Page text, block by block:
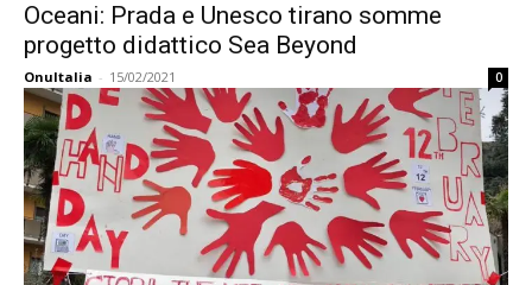
Oceani: Prada e Unesco tirano somme
progetto didattico Sea Beyond
OnuItalia - 15/02/2021 0